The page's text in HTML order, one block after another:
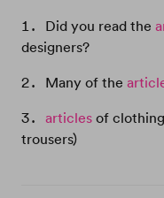
Did you read the
designers?
Many of the
articlesof
trousers)